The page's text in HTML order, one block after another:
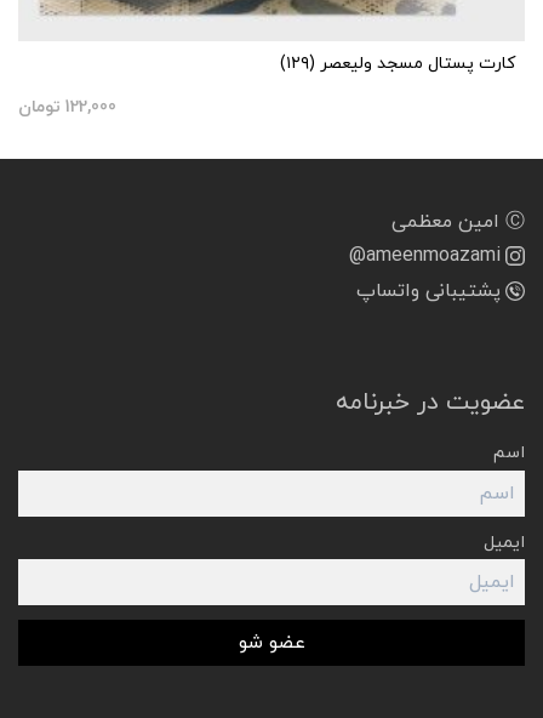
کارت پستال مسجد ولیعصر (۱۲۹)
122,000 تومان
Ⓒ امین معظمی
@ameenmoazami
پشتیبانی واتساپ
عضویت در خبرنامه
اسم
ایمیل